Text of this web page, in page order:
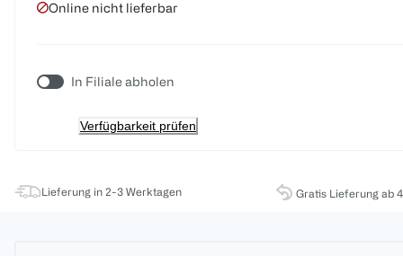
Online nicht lieferbar
In Filiale abholen
Verfügbarkeit prüfen
Lieferung in 2-3 Werktagen Gratis Lieferung ab